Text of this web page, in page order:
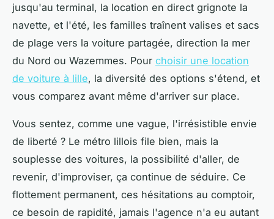
jusqu'au terminal, la location en direct grignote la
navette, et l'été, les familles traînent valises et sacs
de plage vers la voiture partagée, direction la mer
du Nord ou Wazemmes. Pour choisir une location
de voiture à lille, la diversité des options s'étend, et
vous comparez avant même d'arriver sur place.
Vous sentez, comme une vague, l'irrésistible envie
de liberté ? Le métro lillois file bien, mais la
souplesse des voitures, la possibilité d'aller, de
revenir, d'improviser, ça continue de séduire. Ce
flottement permanent, ces hésitations au comptoir,
ce besoin de rapidité, jamais l'agence n'a eu autant